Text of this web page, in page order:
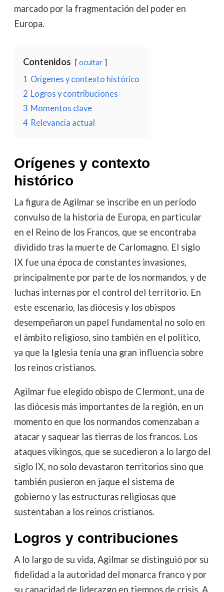
marcado por la fragmentación del poder en
Europa.
Contenidos ocultar
1 Orígenes y contexto histórico
2 Logros y contribuciones
3 Momentos clave
4 Relevancia actual
Orígenes y contexto
histórico
La figura de Agilmar se inscribe en un período
convulso de la historia de Europa, en particular
en el Reino de los Francos, que se encontraba
dividido tras la muerte de Carlomagno. El siglo
IX fue una época de constantes invasiones,
principalmente por parte de los normandos, y de
luchas internas por el control del territorio. En
este escenario, las diócesis y los obispos
desempeñaron un papel fundamental no solo en
el ámbito religioso, sino también en el político,
ya que la Iglesia tenía una gran influencia sobre
los reinos cristianos.
Agilmar fue elegido obispo de Clermont, una de
las diócesis más importantes de la región, en un
momento en que los normandos comenzaban a
atacar y saquear las tierras de los francos. Los
ataques vikingos, que se sucedieron a lo largo del
siglo IX, no solo devastaron territorios sino que
también pusieron en jaque el sistema de
gobierno y las estructuras religiosas que
sustentaban a los reinos cristianos.
Logros y contribuciones
A lo largo de su vida, Agilmar se distinguió por su
fidelidad a la autoridad del monarca franco y por
su capacidad de liderazgo en tiempos de crisis. A